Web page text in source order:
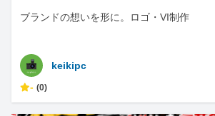
ブランドの想いを形に。ロゴ・VI制作
keikipc
- (0)